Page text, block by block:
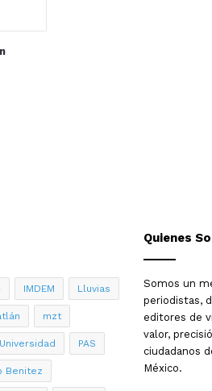
IMDEM Lluvias
mzt
PAS
Benitez
Quienes
Somos un
periodistas,
editores de
valor,
ciudadanos
México.